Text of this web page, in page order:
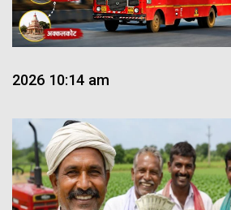
2026 10:14 am